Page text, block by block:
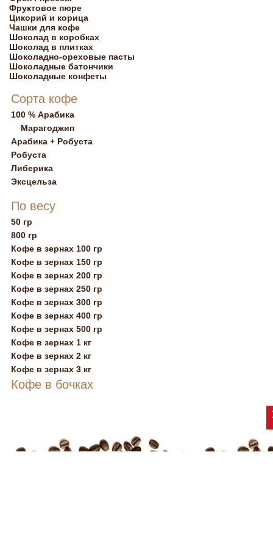
Фруктовое пюре
Цикорий и корица
Чашки для кофе
Шоколад в коробках
Шоколад в плитках
Шоколадно-ореховые пасты
Шоколадные батончики
Шоколадные конфеты
Сорта кофе
100 % Арабика
Марагоджип
Арабика + Робуста
Робуста
Либерика
Эксцельза
По весу
50 гр
800 гр
Кофе в зернах 100 гр
Кофе в зернах 150 гр
Кофе в зернах 200 гр
Кофе в зернах 250 гр
Кофе в зернах 300 гр
Кофе в зернах 400 гр
Кофе в зернах 500 гр
Кофе в зернах 1 кг
Кофе в зернах 2 кг
Кофе в зернах 3 кг
Кофе в бочках